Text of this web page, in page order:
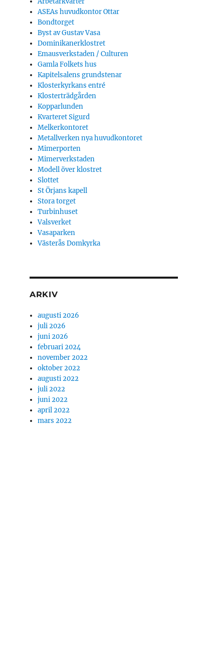
ASEAs huvudkontor Ottar
Bondtorget
Byst av Gustav Vasa
Dominikanerklostret
Emausverkstaden / Culturen
Gamla Folkets hus
Kapitelsalens grundstenar
Klosterkyrkans entré
Klosterträdgården
Kopparlunden
Kvarteret Sigurd
Melkerkontoret
Metallverken nya huvudkontoret
Mimerporten
Mimerverkstaden
Modell över klostret
Slottet
St Örjans kapell
Stora torget
Turbinhuset
Valsverket
Vasaparken
Västerås Domkyrka
ARKIV
augusti 2026
juli 2026
juni 2026
februari 2024
november 2022
oktober 2022
augusti 2022
juli 2022
juni 2022
april 2022
mars 2022